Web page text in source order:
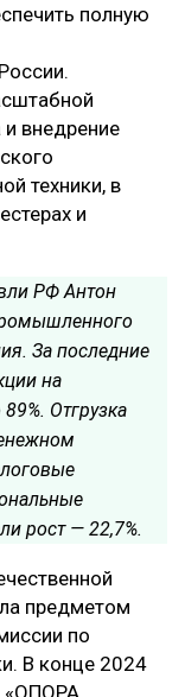
полную
и внедрение
техники, в
и
РФ Антон
За последние
на
Отгрузка
рост — 22,7%.
предметом
по
В конце 2024
«ОПОРА